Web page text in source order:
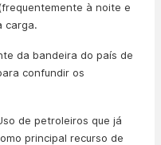
à noite e
carga.
da bandeira do país de
confundir os
de petroleiros que já
principal recurso de